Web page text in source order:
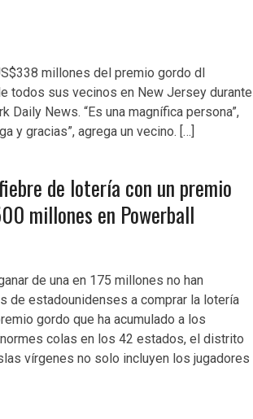
millones del premio gordo dl
todos sus vecinos en New Jersey durante
Daily News. “Es una magnífica persona”,
y gracias”, agrega un vecino. […]
de lotería con un premio
millones en Powerball
de una en 175 millones no han
de estadounidenses a comprar la lotería
gordo que ha acumulado a los
colas en los 42 estados, el distrito
vírgenes no solo incluyen los jugadores